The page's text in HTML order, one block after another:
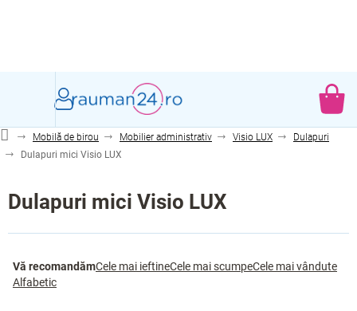
DE
Mobilă de birou Mobilier administrativ Visio LUX
Dulapuri
Dulapuri mici Visio LUX
Dulapuri mici Visio LUX
e
l
Vă recomandămCele mai ieftineCele mai scumpeCele mai vândute
Alfabetic